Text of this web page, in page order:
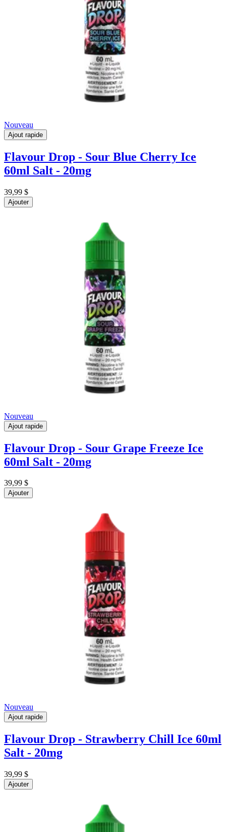
Nouveau
Ajout rapide
Flavour Drop - Sour Blue Cherry Ice
60ml Salt - 20mg
39,99 $
Ajouter
Nouveau
Ajout rapide
Flavour Drop - Sour Grape Freeze Ice
60ml Salt - 20mg
39,99 $
Ajouter
Nouveau
Ajout rapide
Flavour Drop - Strawberry Chill Ice 60ml
Salt - 20mg
39,99 $
Ajouter